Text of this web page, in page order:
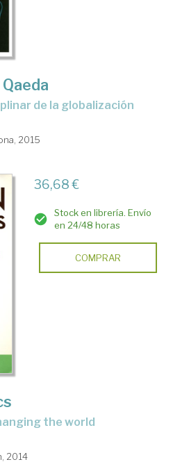
de la globalización
2015
36,68 €
Stock en librería. Envío
en 24/48 horas
COMPRAR
the world
2014